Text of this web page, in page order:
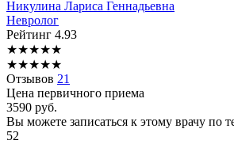
Никулина Лариса Геннадьевна
Невролог
Рейтинг 4.93
★★★★★
★★★★★
Отзывов 21
Цена первичного приема
3590 руб.
Вы можете записаться к этому врачу по
52